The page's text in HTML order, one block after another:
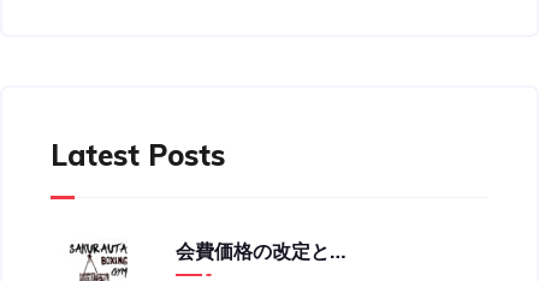
Latest Posts
会費価格の改定と営業時間の変更のお知らせ